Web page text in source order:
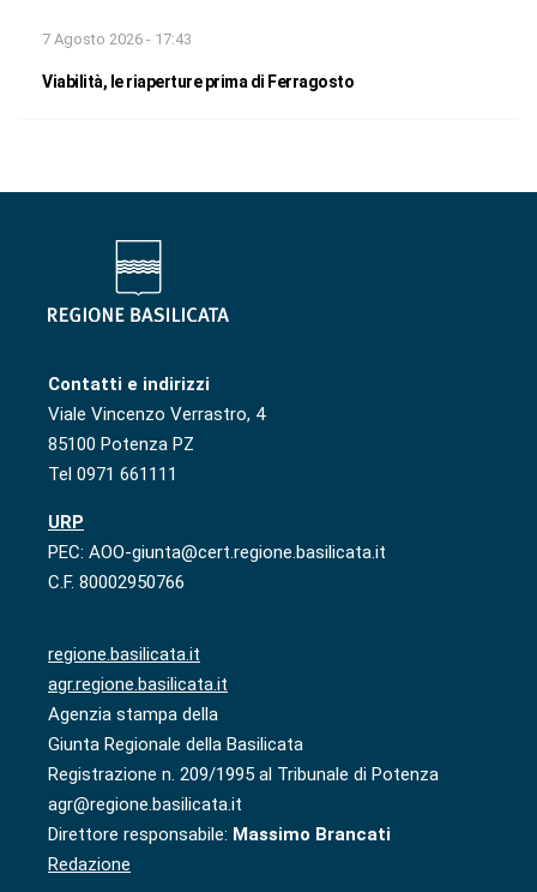
7 Agosto 2026 - 17:43
Viabilità, le riaperture prima di Ferragosto
Contatti e indirizzi
Viale Vincenzo Verrastro, 4
85100 Potenza PZ
Tel 0971 661111
URP
PEC: AOO-giunta@cert.regione.basilicata.it
C.F. 80002950766
regione.basilicata.it
agr.regione.basilicata.it
Agenzia stampa della
Giunta Regionale della Basilicata
Registrazione n. 209/1995 al Tribunale di Potenza
agr@regione.basilicata.it
Direttore responsabile: Massimo Brancati
Redazione